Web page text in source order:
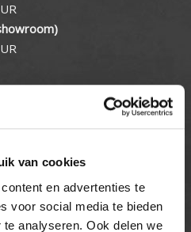
van cookies
en advertenties te
voor social media te bieden
analyseren. Ook delen we